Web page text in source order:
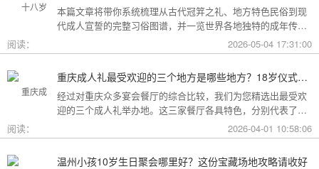
本篇文章将带你系统梳理从古代冠笄之礼、地方特色民俗到现
代成人宣誓的完整习俗图谱，并一览世界各地独特的成年传
阅读： 2026-05-04 17:31:00
重庆成人礼最受欢迎的三个地方是哪些地方？18岁仪式感首选这三家
经过对重庆众多宴会餐厅的综合比较，我们为您精选出最受欢
迎的三个成人礼举办地。这三家餐厅各具特色，分别代表了文
化格调、传统品质与新奇体验三个不同方向，能够满足不同家
庭的需求。
阅读： 2026-04-01 10:58:06
温州小孩10岁生日聚会哪里好？这份宝藏场地攻略请收好